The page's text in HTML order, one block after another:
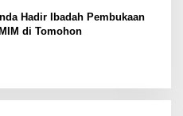
Hadir Ibadah Pembukaan
di Tomohon